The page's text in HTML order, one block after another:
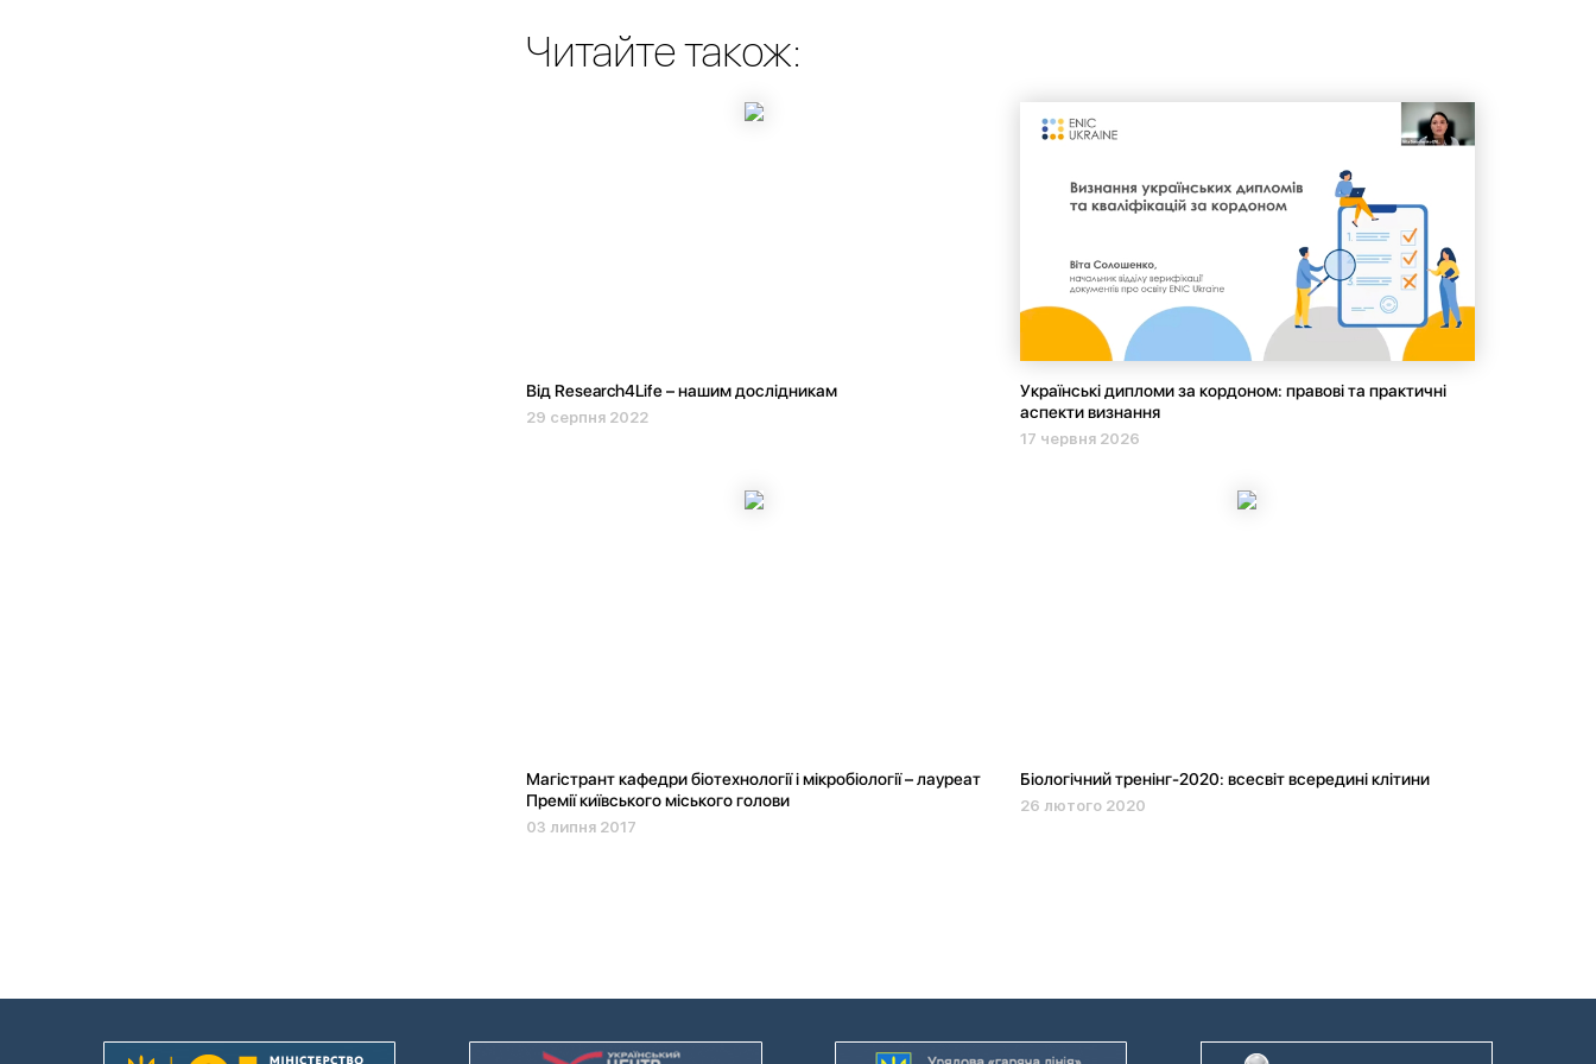
Читайте також:
Від Research4Life – нашим дослідникам
29 серпня 2022
Українські дипломи за кордоном: правові та практичні
аспекти визнання
17 червня 2026
Магістрант кафедри біотехнології і мікробіології – лауреат
Премії київського міського голови
03 липня 2017
Біологічний тренінг-2020: всесвіт всередині клітини
26 лютого 2020